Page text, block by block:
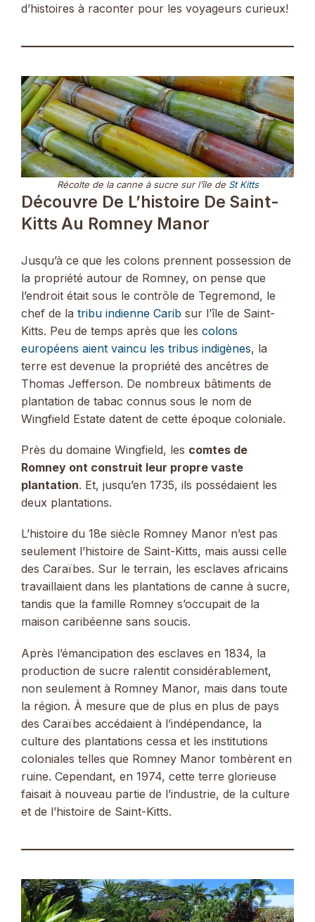
d’histoires à raconter pour les voyageurs curieux!
Récolte de la canne à sucre sur l’île de St Kitts
Découvre De L’histoire De Saint-
Kitts Au Romney Manor
Jusqu’à ce que les colons prennent possession de
la propriété autour de Romney, on pense que
l’endroit était sous le contrôle de Tegremond, le
chef de la tribu indienne Carib sur l’île de Saint-
Kitts. Peu de temps après que les colons
européens aient vaincu les tribus indigènes, la
terre est devenue la propriété des ancêtres de
Thomas Jefferson. De nombreux bâtiments de
plantation de tabac connus sous le nom de
Wingfield Estate datent de cette époque coloniale.
Près du domaine Wingfield, les comtes de
Romney ont construit leur propre vaste
plantation. Et, jusqu’en 1735, ils possédaient les
deux plantations.
L’histoire du 18e siècle Romney Manor n’est pas
seulement l’histoire de Saint-Kitts, mais aussi celle
des Caraïbes. Sur le terrain, les esclaves africains
travaillaient dans les plantations de canne à sucre,
tandis que la famille Romney s’occupait de la
maison caribéenne sans soucis.
Après l’émancipation des esclaves en 1834, la
production de sucre ralentit considérablement,
non seulement à Romney Manor, mais dans toute
la région. À mesure que de plus en plus de pays
des Caraïbes accédaient à l’indépendance, la
culture des plantations cessa et les institutions
coloniales telles que Romney Manor tombèrent en
ruine. Cependant, en 1974, cette terre glorieuse
faisait à nouveau partie de l’industrie, de la culture
et de l’histoire de Saint-Kitts.